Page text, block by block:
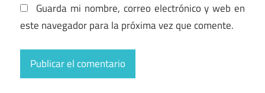
Guarda mi nombre, correo electrónico y web en
este navegador para la próxima vez que comente.